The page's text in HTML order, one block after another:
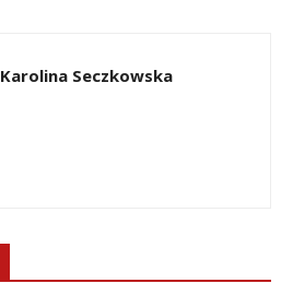
Karolina Seczkowska